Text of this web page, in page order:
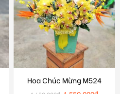
Hoa Chúc Mừng M524